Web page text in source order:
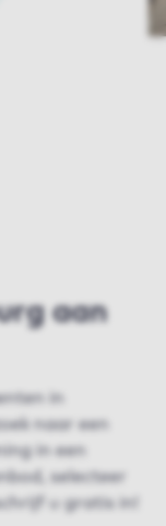
aan
in
naar een
in een
selecteer
u gratis in!